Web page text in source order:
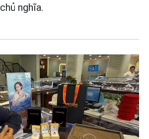
nghĩa.